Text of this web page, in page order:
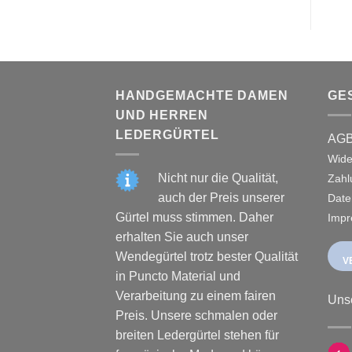
HANDGEMACHTE DAMEN
UND HERREN
LEDERGÜRTEL
Nicht nur die Qualität,
auch der Preis unserer
Gürtel muss stimmen. Daher
erhalten Sie auch unser
Wendegürtel trotz bester Qualität
in Puncto Material und
Verarbeitung zu einem fairen
Preis. Unsere schmalen oder
breiten Ledergürtel stehen für